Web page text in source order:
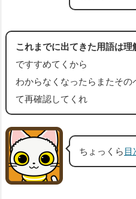
これまでに出てきた用語は理
ですすめてくから
わからなくなったらまたその
て再確認してくれ
ちょっくら 目